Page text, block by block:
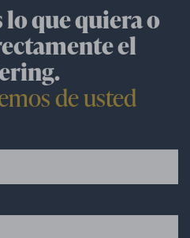
que quiera o
el
de usted